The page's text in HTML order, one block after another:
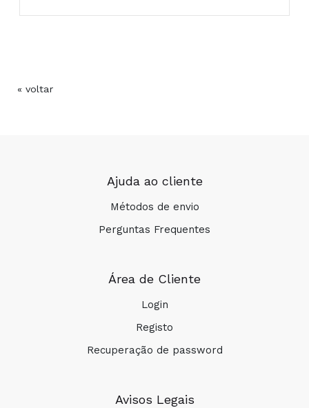
« voltar
Ajuda ao cliente
Métodos de envio
Perguntas Frequentes
Área de Cliente
Login
Registo
Recuperação de password
Avisos Legais